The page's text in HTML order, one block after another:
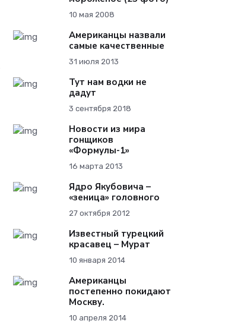
10 мая 2008
Американцы назвали
самые качественные
31 июля 2013
Тут нам водки не
дадут
3 сентября 2018
Новости из мира
гонщиков
«Формулы-1»
16 марта 2013
Ядро Якубовича –
«зеница» головного
27 октября 2012
Известный турецкий
красавец – Мурат
10 января 2014
Американцы
постепенно покидают
Москву.
10 апреля 2014